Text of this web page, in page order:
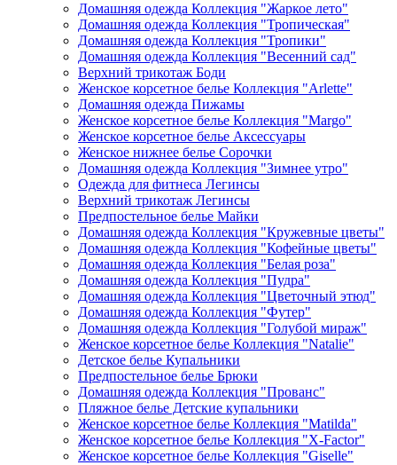
Домашняя одежда Коллекция "Жаркое лето"
Домашняя одежда Коллекция "Тропическая"
Домашняя одежда Коллекция "Тропики"
Домашняя одежда Коллекция "Весенний сад"
Верхний трикотаж Боди
Женское корсетное белье Коллекция "Arlette"
Домашняя одежда Пижамы
Женское корсетное белье Коллекция "Margo"
Женское корсетное белье Аксессуары
Женское нижнее белье Сорочки
Домашняя одежда Коллекция "Зимнее утро"
Одежда для фитнеса Легинсы
Верхний трикотаж Легинсы
Предпостельное белье Майки
Домашняя одежда Коллекция "Кружевные цветы"
Домашняя одежда Коллекция "Кофейные цветы"
Домашняя одежда Коллекция "Белая роза"
Домашняя одежда Коллекция "Пудра"
Домашняя одежда Коллекция "Цветочный этюд"
Домашняя одежда Коллекция "Футер"
Домашняя одежда Коллекция "Голубой мираж"
Женское корсетное белье Коллекция "Natalie"
Детское белье Купальники
Предпостельное белье Брюки
Домашняя одежда Коллекция "Прованс"
Пляжное белье Детские купальники
Женское корсетное белье Коллекция "Matilda"
Женское корсетное белье Коллекция "X-Factor"
Женское корсетное белье Коллекция "Giselle"